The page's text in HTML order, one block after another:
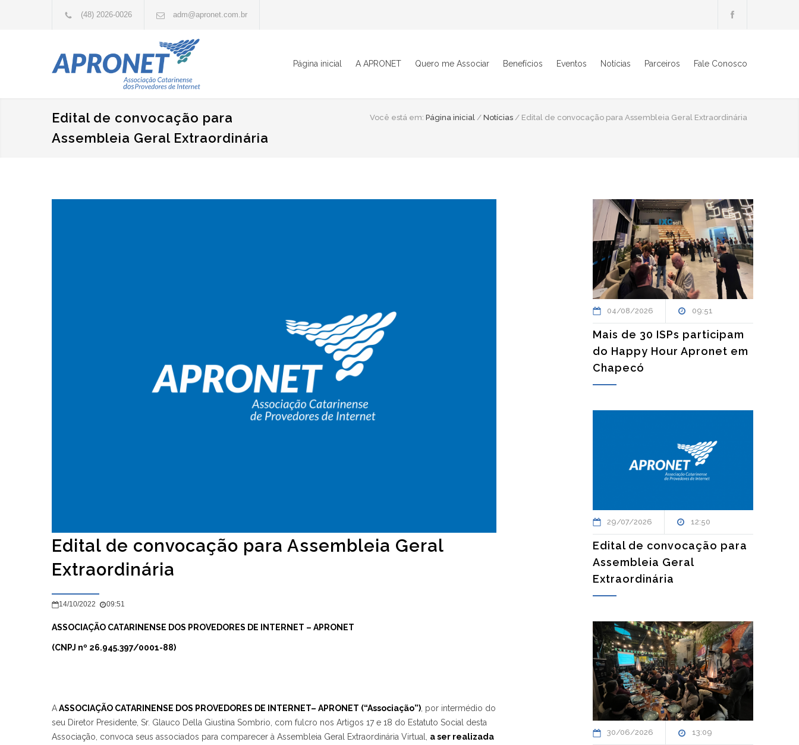
(48) 2026-0026 adm@apronet.com.br
Página inicial A APRONET Quero me Associar Benefícios Eventos Notícias Parceiros Fale Conosco
Edital de convocação para
Assembleia Geral Extraordinária
Você está em: Página inicial / Notícias / Edital de convocação para Assembleia Geral Extraordinária
Edital de convocação para Assembleia Geral
Extraordinária
14/10/2022 09:51
ASSOCIAÇÃO CATARINENSE DOS PROVEDORES DE INTERNET – APRONET
(CNPJ nº 26.945.397/0001-88)
AASSOCIAÇÃO CATARINENSE DOS PROVEDORES DE INTERNET– APRONET (“Associação”) , por intermédio do
seu Diretor Presidente, Sr. Glauco Della Giustina Sombrio, com fulcro nos Artigos 17 e 18 do Estatuto Social desta
Associação, convoca seus associados para comparecer à Assembleia Geral Extraordinária Virtual, a ser realizada
04/08/2026 09:51
Mais de 30 ISPs participam
do Happy Hour Apronet em
Chapecó
29/07/2026 12:50
Edital de convocação para
Assembleia Geral
Extraordinária
30/06/2026 13:09